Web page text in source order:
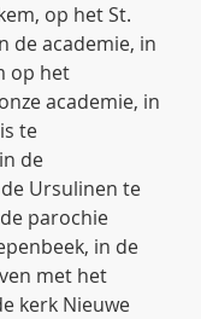
op het St.
de academie, in
op het
academie, in
te
de
Ursulinen te
parochie
in de
met het
kerk Nieuwe